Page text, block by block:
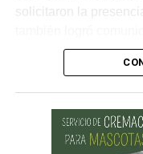
solicitaron la
emergencias para
hombres le habían
efectivo y dos